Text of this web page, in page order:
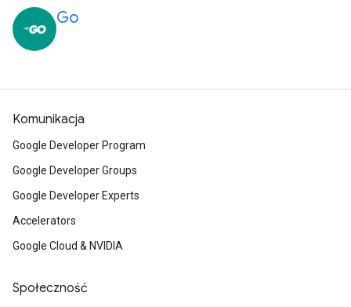
Go
Komunikacja
Google Developer Program
Google Developer Groups
Google Developer Experts
Accelerators
Google Cloud & NVIDIA
Społeczność